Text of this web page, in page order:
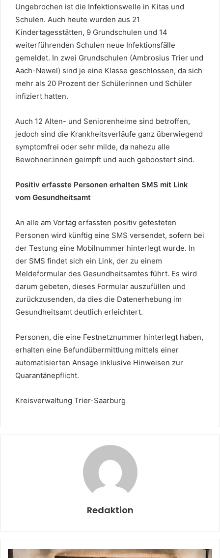
Ungebrochen ist die Infektionswelle in Kitas und
Schulen. Auch heute wurden aus 21
Kindertagesstätten, 9 Grundschulen und 14
weiterführenden Schulen neue Infektionsfälle
gemeldet. In zwei Grundschulen (Ambrosius Trier und
Aach-Newel) sind je eine Klasse geschlossen, da sich
mehr als 20 Prozent der Schülerinnen und Schüler
infiziert hatten.
Auch 12 Alten- und Seniorenheime sind betroffen,
jedoch sind die Krankheitsverläufe ganz überwiegend
symptomfrei oder sehr milde, da nahezu alle
Bewohner:innen geimpft und auch geboostert sind.
Positiv erfasste Personen erhalten SMS mit Link
vom Gesundheitsamt
An alle am Vortag erfassten positiv getesteten
Personen wird künftig eine SMS versendet, sofern bei
der Testung eine Mobilnummer hinterlegt wurde. In
der SMS findet sich ein Link, der zu einem
Meldeformular des Gesundheitsamtes führt. Es wird
darum gebeten, dieses Formular auszufüllen und
zurückzusenden, da dies die Datenerhebung im
Gesundheitsamt deutlich erleichtert.
Personen, die eine Festnetznummer hinterlegt haben,
erhalten eine Befundübermittlung mittels einer
automatisierten Ansage inklusive Hinweisen zur
Quarantänepflicht.
Kreisverwaltung Trier-Saarburg
Redaktion